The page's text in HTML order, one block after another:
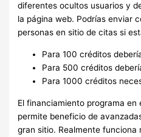
diferentes ocultos usuarios y
la página web. Podrías enviar
personas en sitio de citas si
Para 100 créditos
Para 500 créditos
Para 1000 créditos
El financiamiento programa
permite beneficio de
gran sitio. Realmente funciona